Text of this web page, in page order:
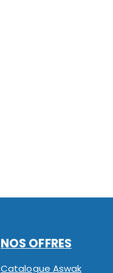
NOS OFFRES
Catalogue Aswak